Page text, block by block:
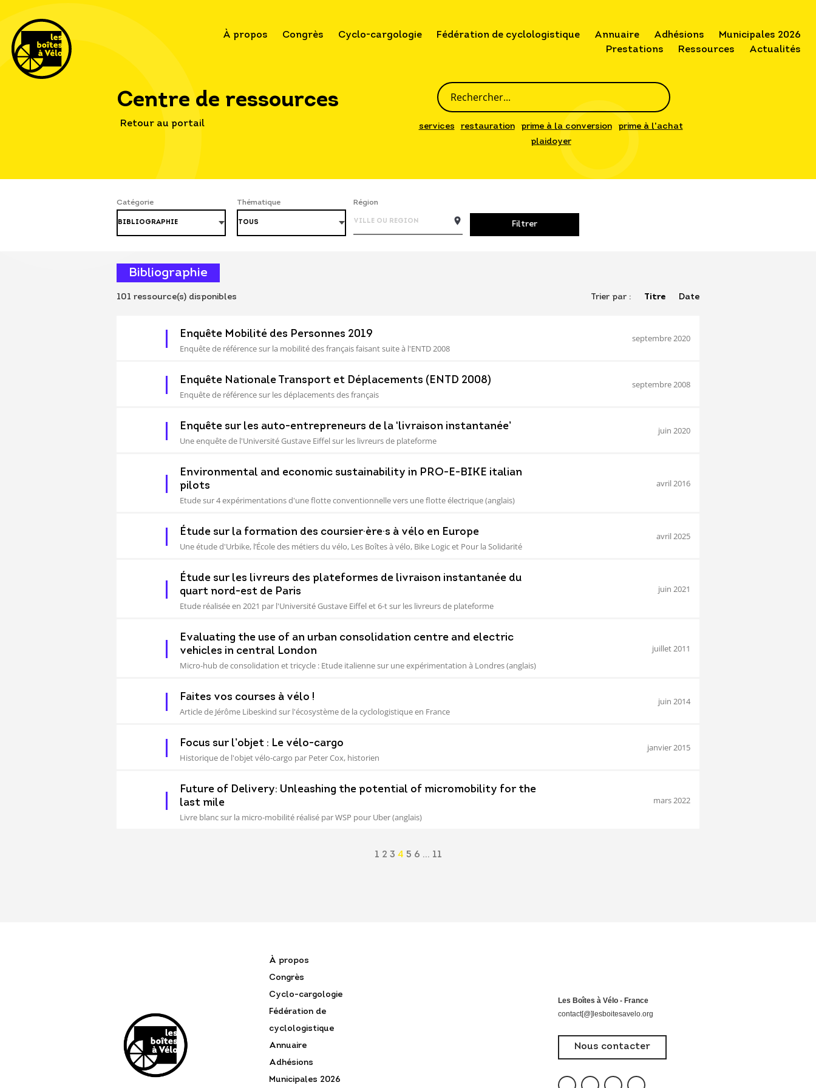
À propos Congrès Cyclo-cargologie Fédération de cyclologistique Annuaire Adhésions
Municipales 2026
Prestations
Ressources Actualités
Centre de ressources
Retour au portail services restauration prime à la conversion
prime à l'achat
plaidoyer
Catégorie Thématique Région
Bibliographie
101 ressource(s) disponibles Trier par : Titre Date
Enquête Mobilité des Personnes 2019
Enquête de référence sur la mobilité des français faisant suite à l'ENTD 2008
septembre 2020
Enquête Nationale Transport et Déplacements (ENTD 2008)
Enquête de référence sur les déplacements des français
septembre 2008
Enquête sur les auto-entrepreneurs de la ‘livraison instantanée’
Une enquête de l'Université Gustave Eiffel sur les livreurs de plateforme
juin 2020
Environmental and economic sustainability in PRO-E-BIKE italian
pilots
Etude sur 4 expérimentations d'une flotte conventionnelle vers une flotte électrique (anglais)
avril 2016
Étude sur la formation des coursier·ère·s à vélo en Europe
Une étude d'Urbike, l’École des métiers du vélo, Les Boîtes à vélo, Bike Logic et Pour la Solidarité
avril 2025
Étude sur les livreurs des plateformes de livraison instantanée du
quart nord-est de Paris
Etude réalisée en 2021 par l'Université Gustave Eiffel et 6-t sur les livreurs de plateforme
juin 2021
Evaluating the use of an urban consolidation centre and electric
vehicles in central London
Micro-hub de consolidation et tricycle : Etude italienne sur une expérimentation à Londres (anglais)
juillet 2011
Faites vos courses à vélo !
Article de Jérôme Libeskind sur l'écosystème de la cyclologistique en France
juin 2014
Focus sur l’objet : Le vélo-cargo
Historique de l'objet vélo-cargo par Peter Cox, historien
janvier 2015
Future of Delivery: Unleashing the potential of micromobility for the
last mile
Livre blanc sur la micro-mobilité réalisé par WSP pour Uber (anglais)
mars 2022
1 2 3 4 5 6 … 11
À propos
Congrès
Cyclo-cargologie
Fédération de
cyclologistique
Annuaire
Adhésions
Municipales 2026
Les Boîtes à Vélo - France
contact[@]lesboitesavelo.org
Nous contacter